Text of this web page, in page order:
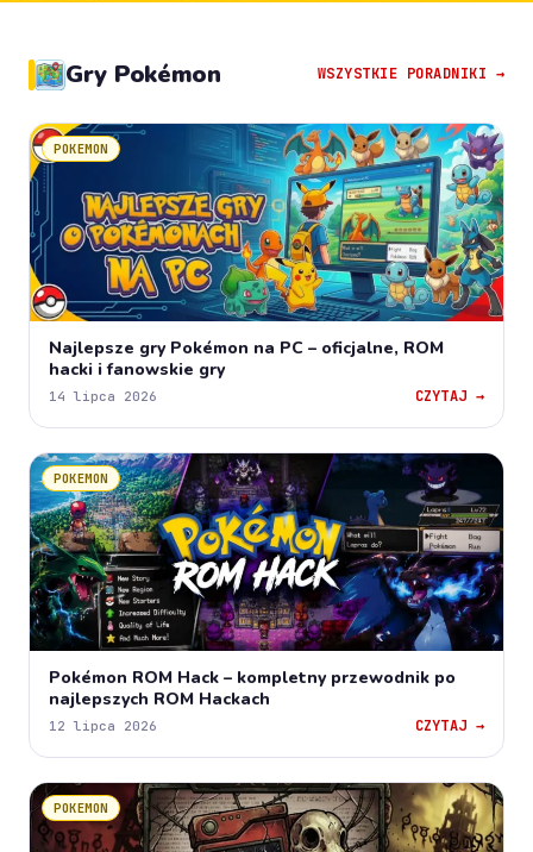
Gry Pokémon WSZYSTKIE PORADNIKI →
POKEMON
Najlepsze gry Pokémon na PC – oficjalne, ROM
hacki i fanowskie gry
14 lipca 2026 CZYTAJ →
POKEMON
Pokémon ROM Hack – kompletny przewodnik po
najlepszych ROM Hackach
12 lipca 2026 CZYTAJ →
POKEMON